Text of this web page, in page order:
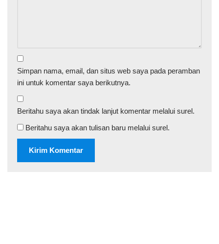
Simpan nama, email, dan situs web saya pada peramban
ini untuk komentar saya berikutnya.
Beritahu saya akan tindak lanjut komentar melalui surel.
Beritahu saya akan tulisan baru melalui surel.